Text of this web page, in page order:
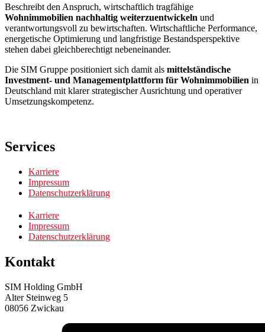
Beschreibt den Anspruch, wirtschaftlich tragfähige
Wohnimmobilien nachhaltig weiterzuentwickeln und
verantwortungsvoll zu bewirtschaften. Wirtschaftliche Performance,
energetische Optimierung und langfristige Bestandsperspektive
stehen dabei gleichberechtigt nebeneinander.
Die SIM Gruppe positioniert sich damit als mittelständische
Investment- und Managementplattform für Wohnimmobilien in
Deutschland mit klarer strategischer Ausrichtung und operativer
Umsetzungskompetenz.
Services
Karriere
Impressum
Datenschutzerklärung
Karriere
Impressum
Datenschutzerklärung
Kontakt
SIM Holding GmbH
Alter Steinweg 5
08056 Zwickau